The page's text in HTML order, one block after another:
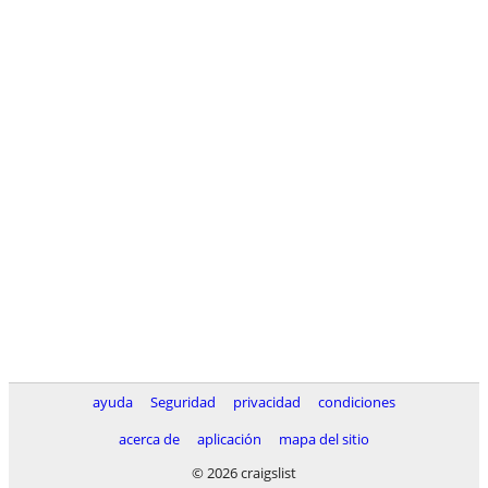
ayuda Seguridad privacidad
condiciones
acerca de
aplicación
mapa del sitio
© 2026 craigslist